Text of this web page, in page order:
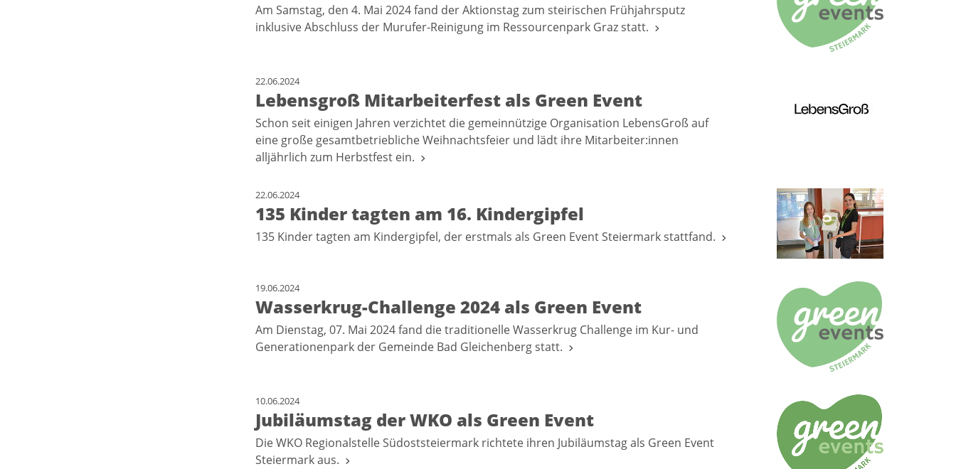
Am Samstag, den 4. Mai 2024 fand der Aktionstag zum steirischen Frühjahrsputz
inklusive Abschluss der Murufer-Reinigung im Ressourcenpark Graz statt.
22.06.2024
Lebensgroß Mitarbeiterfest als Green Event
Schon seit einigen Jahren verzichtet die gemeinnützige Organisation LebensGroß auf
eine große gesamtbetriebliche Weihnachtsfeier und lädt ihre Mitarbeiter:innen
alljährlich zum Herbstfest ein.
22.06.2024
135 Kinder tagten am 16. Kindergipfel
135 Kinder tagten am Kindergipfel, der erstmals als Green Event Steiermark stattfand.
19.06.2024
Wasserkrug-Challenge 2024 als Green Event
Am Dienstag, 07. Mai 2024 fand die traditionelle Wasserkrug Challenge im Kur- und
Generationenpark der Gemeinde Bad Gleichenberg statt.
10.06.2024
Jubiläumstag der WKO als Green Event
Die WKO Regionalstelle Südoststeiermark richtete ihren Jubiläumstag als Green Event
Steiermark aus.